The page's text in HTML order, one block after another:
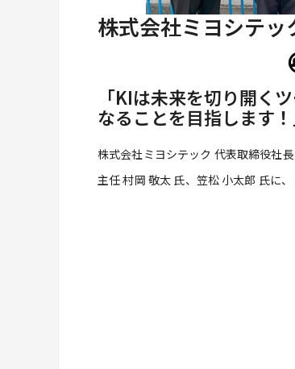
株式会社ミヨシテッ
「KIは未来を切り開く
なることを目指します！
株式会社ミヨシテック 代表取締役社
主任 村岡 敬太 氏、笠松 小太郎 氏に